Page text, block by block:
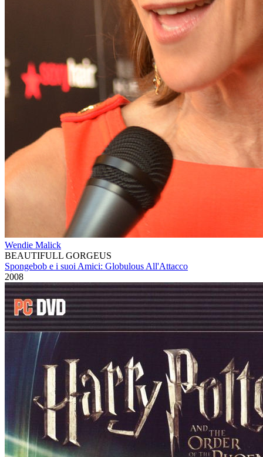
Wendie Malick
BEAUTIFULL GORGEUS
Spongebob e i suoi Amici: Globulous All'Attacco
2008